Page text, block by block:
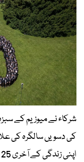
کی دسویں سالگرہ کی